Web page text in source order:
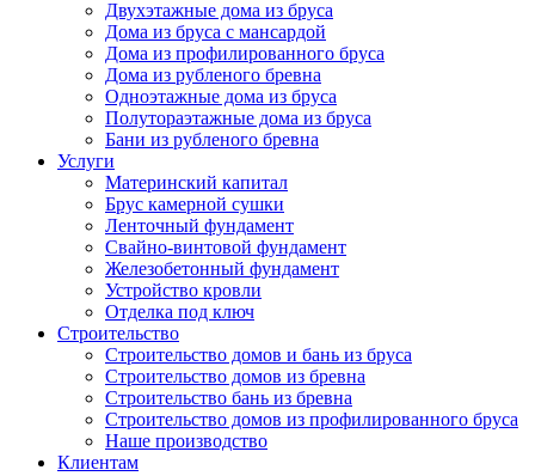
Двухэтажные дома из бруса
Дома из бруса с мансардой
Дома из профилированного бруса
Дома из рубленого бревна
Одноэтажные дома из бруса
Полутораэтажные дома из бруса
Бани из рубленого бревна
Услуги
Материнский капитал
Брус камерной сушки
Ленточный фундамент
Свайно-винтовой фундамент
Железобетонный фундамент
Устройство кровли
Отделка под ключ
Строительство
Строительство домов и бань из бруса
Строительство домов из бревна
Строительство бань из бревна
Строительство домов из профилированного бруса
Наше производство
Клиентам